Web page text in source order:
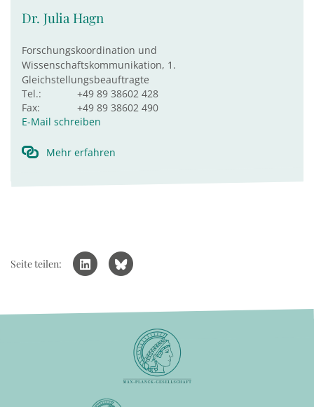
Dr. Julia Hagn
Forschungskoordination und
Wissenschaftskommunikation, 1.
Gleichstellungsbeauftragte
Tel.:
+49 89 38602 428
Fax:
+49 89 38602 490
E-Mail schreiben
Mehr erfahren
Seite teilen: